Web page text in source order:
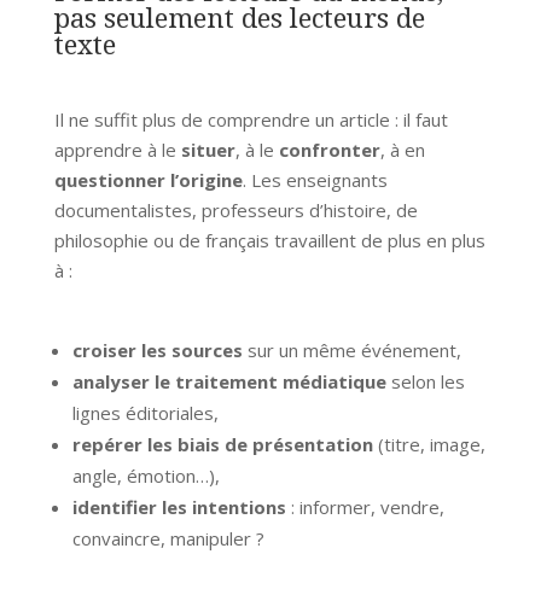
pas seulement des lecteurs de
texte
Il ne suffit plus de comprendre un article : il faut
apprendre à le situer, à le confronter, à en
questionner l’origine. Les enseignants
documentalistes, professeurs d’histoire, de
philosophie ou de français travaillent de plus en plus
à :
croiser les sources sur un même événement,
analyser le traitement médiatiqueselon les
lignes éditoriales,
repérer les biais de présentation(titre, image,
angle, émotion…),
identifier les intentions : informer, vendre,
convaincre, manipuler ?